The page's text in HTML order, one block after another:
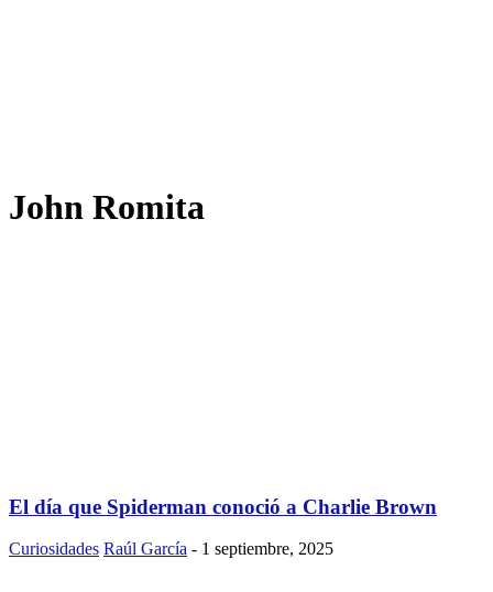
John Romita
El día que Spiderman conoció a Charlie Brown
Curiosidades Raúl García - 1 septiembre, 2025